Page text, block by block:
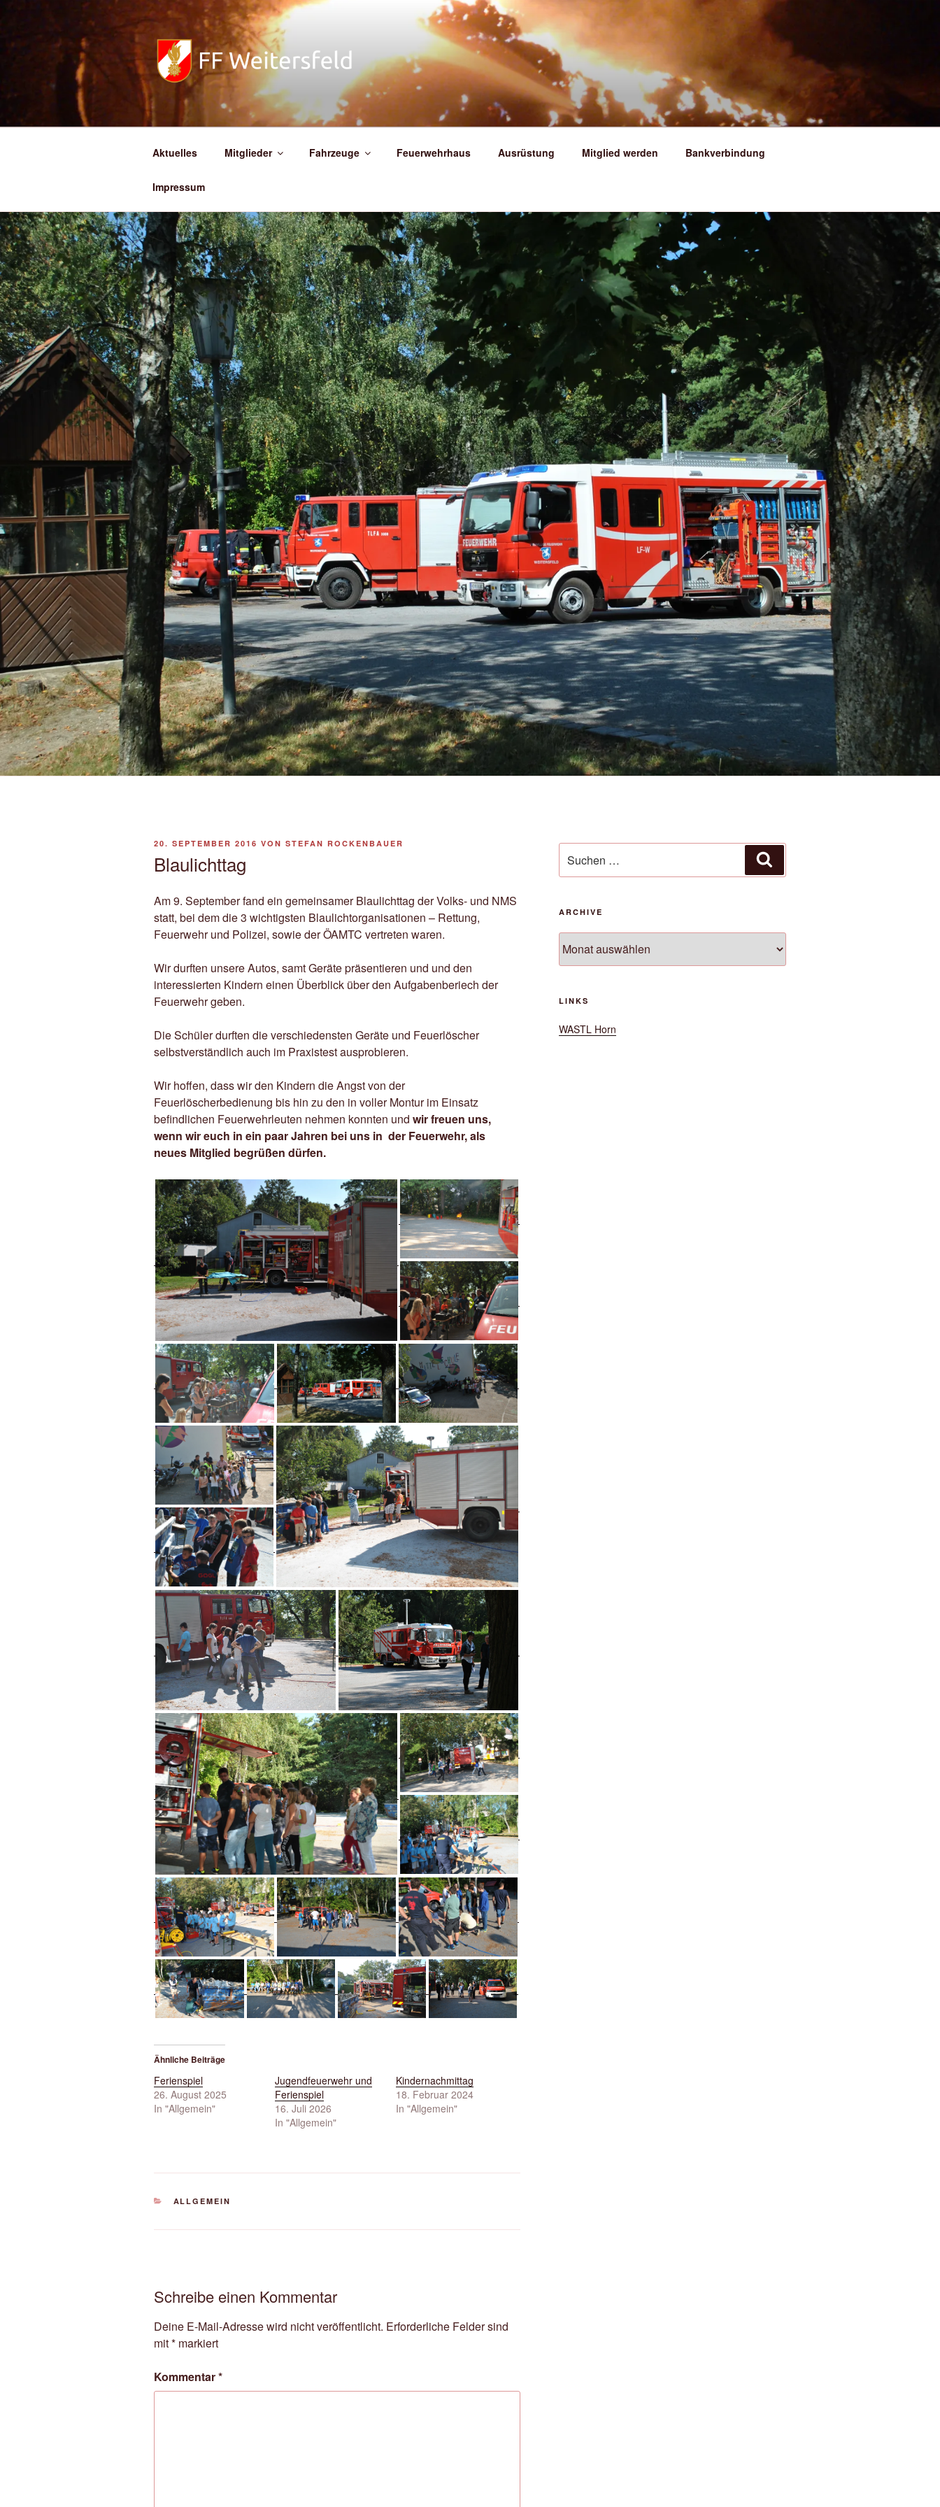
springen
FREIWILLIGE FEUERWEHR WEITERSFELD
Aktuelles Mitglieder Fahrzeuge Feuerwehrhaus Ausrüstung Mitglied werden Bankverbindung
Impressum
VERÖFFENTLICHT
20. SEPTEMBER 2016 VON STEFAN ROCKENBAUER
Blaulichttag
Am 9. September fand ein gemeinsamer Blaulichttag der Volks- und NMS
statt, bei dem die 3 wichtigsten Blaulichtorganisationen – Rettung,
Feuerwehr und Polizei, sowie der ÖAMTC vertreten waren.
Wir durften unsere Autos, samt Geräte präsentieren und und den
interessierten Kindern einen Überblick über den Aufgabenberiech der
Feuerwehr geben.
Die Schüler durften die verschiedensten Geräte und Feuerlöscher
selbstverständlich auch im Praxistest ausprobieren.
Wir hoffen, dass wir den Kindern die Angst von der
Feuerlöscherbedienung bis hin zu den in voller Montur im Einsatz
befindlichen Feuerwehrleuten nehmen konnten und wir freuen uns,
wenn wir euch in ein paar Jahren bei uns in der Feuerwehr, als
neues Mitglied begrüßen dürfen.
Ähnliche Beiträge
Ferienspiel
26. August 2025
In "Allgemein"
Jugendfeuerwehr und
Ferienspiel
16. Juli 2026
In "Allgemein"
Kindernachmittag
18. Februar 2024
In "Allgemein"
KATEGORIEN
ALLGEMEIN
Schreibe einen Kommentar
Deine E-Mail-Adresse wird nicht veröffentlicht. Erforderliche Felder sind
mit* markiert
Kommentar*
nach:
ARCHIVE
LINKS
WASTL Horn